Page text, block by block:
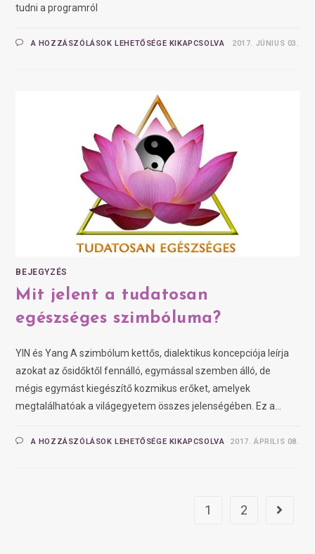
tudni a programról
A HOZZÁSZÓLÁSOK LEHETŐSÉGE KIKAPCSOLVA 2017. JÚNIUS 03.
BEJEGYZÉS
Mit jelent a tudatosan
egészséges szimbóluma?
YIN és Yang A szimbólum kettős, dialektikus koncepciója leírja
azokat az ősidőktől fennálló, egymással szemben álló, de
mégis egymást kiegészítő kozmikus erőket, amelyek
megtalálhatóak a világegyetem összes jelenségében. Ez a…
A HOZZÁSZÓLÁSOK LEHETŐSÉGE KIKAPCSOLVA 2017. ÁPRILIS 08.
1 2